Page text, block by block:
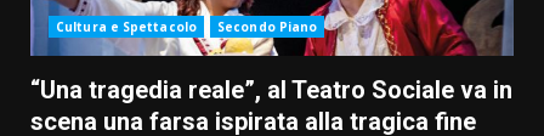
Cultura e Spettacolo Secondo Piano
“Una tragedia reale”, al Teatro Sociale va in
scena una farsa ispirata alla tragica fine